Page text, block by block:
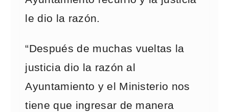
le dio la razón.
“Después de muchas vueltas la
justicia dio la razón al
Ayuntamiento y el Ministerio nos
tiene que ingresar de manera